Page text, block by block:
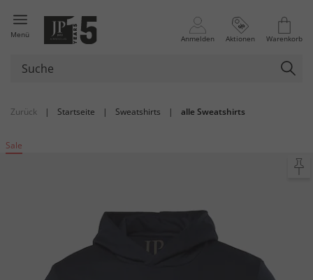
Menü Anmelden Aktionen Warenkorb
Zurück | Startseite | Sweatshirts | alle Sweatshirts
Sale